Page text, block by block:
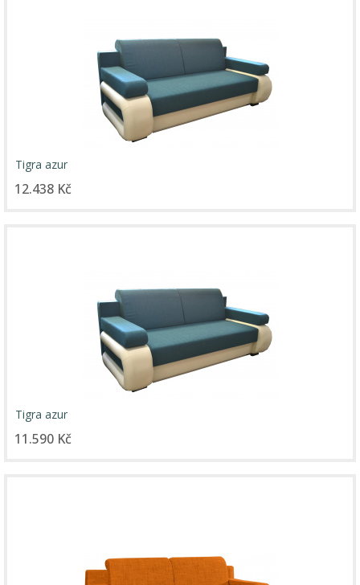
Tigra azur
12.438 Kč
Tigra azur
11.590 Kč